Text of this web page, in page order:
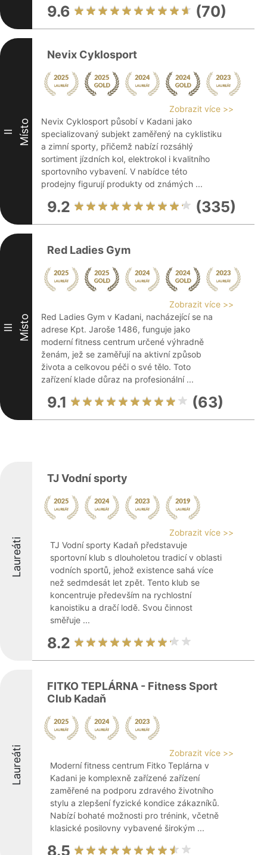
9.6 (70)
II Místo
Nevix Cyklosport
Zobrazit více >>
Nevix Cyklosport působí v Kadani jako
specializovaný subjekt zaměřený na cyklistiku
a zimní sporty, přičemž nabízí rozsáhlý
sortiment jízdních kol, elektrokol i kvalitního
sportovního vybavení. V nabídce této
prodejny figurují produkty od známých ...
9.2 (335)
III Místo
Red Ladies Gym
Zobrazit více >>
Red Ladies Gym v Kadani, nacházející se na
adrese Kpt. Jaroše 1486, funguje jako
moderní fitness centrum určené výhradně
ženám, jež se zaměřují na aktivní způsob
života a celkovou péči o své tělo. Toto
zařízení klade důraz na profesionální ...
9.1 (63)
Laureáti
TJ Vodní sporty
Zobrazit více >>
TJ Vodní sporty Kadaň představuje
sportovní klub s dlouholetou tradicí v oblasti
vodních sportů, jehož existence sahá více
než sedmdesát let zpět. Tento klub se
koncentruje především na rychlostní
kanoistiku a dračí lodě. Svou činnost
směřuje ...
8.2
Laureáti
FITKO TEPLÁRNA - Fitness Sport
Club Kadaň
Zobrazit více >>
Moderní fitness centrum Fitko Teplárna v
Kadani je komplexně zařízené zařízení
zaměřené na podporu zdravého životního
stylu a zlepšení fyzické kondice zákazníků.
Nabízí bohaté možnosti pro trénink, včetně
klasické posilovny vybavené širokým ...
8.5